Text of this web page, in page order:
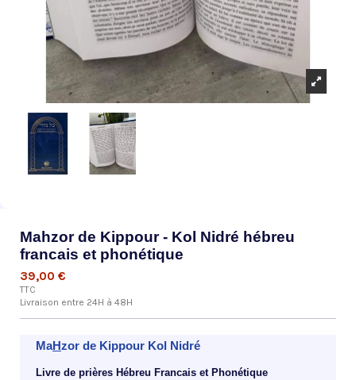
Mahzor de Kippour - Kol Nidré hébreu
francais et phonétique
39,00 €
TTC
Livraison entre 24H à 48H
MaHzor de Kippour Kol Nidré
Livre de prières Hébreu Francais et Phonétique